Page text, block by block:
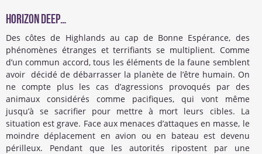
Horizon Deep…
Des côtes de Highlands au cap de Bonne Espérance, des
phénomènes étranges et terrifiants se multiplient. Comme
d’un commun accord, tous les éléments de la faune semblent
avoir décidé de débarrasser la planète de l’être humain. On
ne compte plus les cas d’agressions provoqués par des
animaux considérés comme pacifiques, qui vont même
jusqu’à se sacrifier pour mettre à mort leurs cibles. La
situation est grave. Face aux menaces d’attaques en masse, le
moindre déplacement en avion ou en bateau est devenu
périlleux. Pendant que les autorités ripostent par une